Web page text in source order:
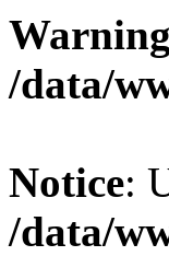
Warning
/data/
Notice:
/data/